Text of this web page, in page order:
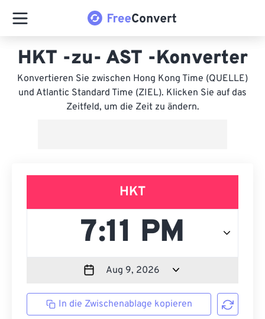
HKT -zu- AST -Konverter
Konvertieren Sie zwischen Hong Kong Time (QUELLE)
und Atlantic Standard Time (ZIEL). Klicken Sie auf das
Zeitfeld, um die Zeit zu ändern.
HKT
In die Zwischenablage kopieren